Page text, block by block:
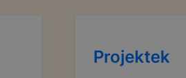
Projektek